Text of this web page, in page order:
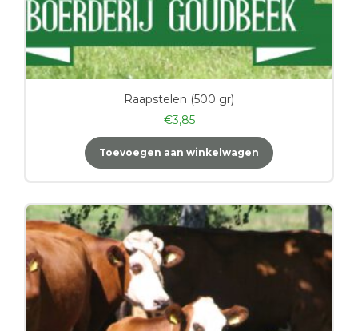
Raapstelen (500 gr)
€3,85
Toevoegen aan winkelwagen